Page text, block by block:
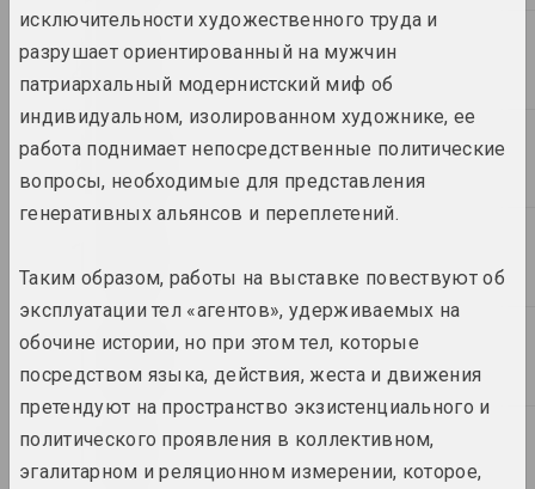
2001
2000
1999
1998
1997
исключительности художественного труда и
разрушает ориентированный на мужчин
патриархальный модернистский миф об
индивидуальном, изолированном художнике, ее
работа поднимает непосредственные политические
вопросы, необходимые для представления
генеративных альянсов и переплетений.
Таким образом, работы на выставке повествуют об
эксплуатации тел «агентов», удерживаемых на
обочине истории, но при этом тел, которые
посредством языка, действия, жеста и движения
претендуют на пространство экзистенциального и
политического проявления в коллективном,
эгалитарном и реляционном измерении, которое,